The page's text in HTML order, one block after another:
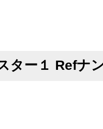
ター１ Refナ